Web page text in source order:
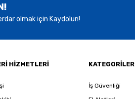
olmak için Kaydolun!
HİZMETLERİ KATEGORİLER
İş Güvenliği